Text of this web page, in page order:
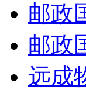
邮政
邮政
远成